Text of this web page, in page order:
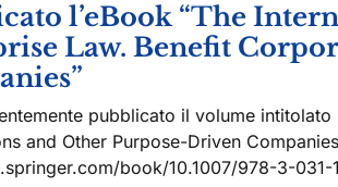
l’eBook “The
Law. Benefit
pubblicato il volume
and Other Purpose-Driven
book/10.1007/978-3-031-